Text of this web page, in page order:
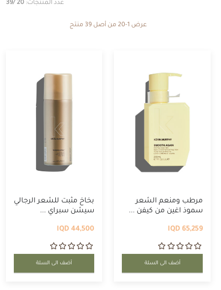
عدد المنتجات: 20
/39
عرض 1-20 من أصل 39 منتج
مرطب ومنعم الشعر
سموذ اغين من كيفن ...
65,259 IQD
أضف الى السلة
بخاخ مثبت للشعر الرجالي
سيشن سبراي ...
44,500 IQD
أضف الى السلة